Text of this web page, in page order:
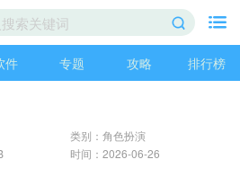
件 专题 攻略 排行榜
类别：角色扮演
时间：2026-06-26